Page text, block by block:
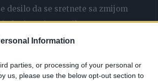
Information
parties, or processing of your personal or
us, please use the below opt-out section to
desilo da se sretnete sa zmijom
cesti u Brazilu.